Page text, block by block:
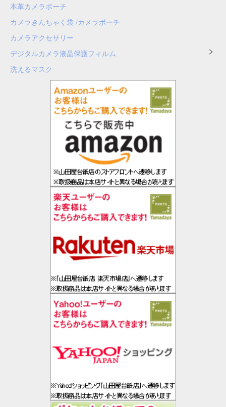
本革カメラポーチ
カメラきんちゃく袋 /カメラポーチ
カメラアクセサリー
デジタルカメラ液晶保護フィルム
洗えるマスク